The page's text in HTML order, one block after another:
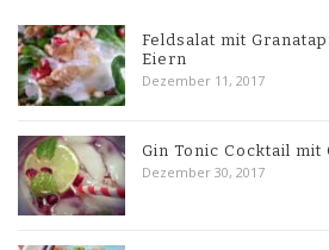
Feldsalat mit
Eiern
Dezember 11, 2017
Gin Tonic Cocktail mit
Dezember 30, 2017